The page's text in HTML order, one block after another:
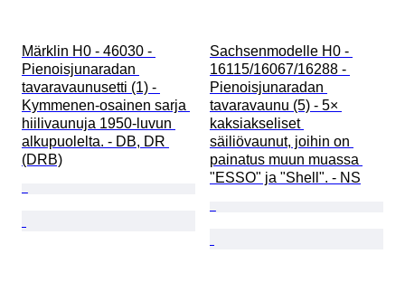
Märklin H0 - 46030 -
Pienoisjunaradan
tavaravaunusetti (1) -
Kymmenen-osainen sarja
hiilivaunuja 1950-luvun
alkupuolelta. - DB, DR
(DRB)
Sachsenmodelle H0 -
16115/16067/16288 -
Pienoisjunaradan
tavaravaunu (5) - 5×
kaksiakseliset
säiliövaunut, joihin on
painatus muun muassa
"ESSO" ja "Shell". - NS